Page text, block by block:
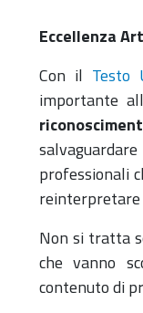
Eccellenza
Con il Testo
importante
professionali
reinterpretare
Non si tratta
che vanno
contenuto di